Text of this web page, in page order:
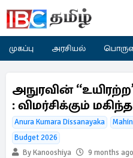
முகப்பு அரசியல்
அநுரவின்
: விமர்சிக்கும்
Anura Kumara Dissanayaka
Budget 2026
By Kanooshiya
9 months ago